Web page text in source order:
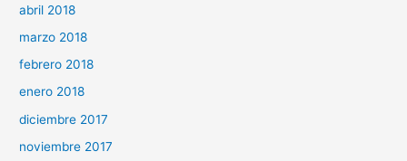
abril 2018
marzo 2018
febrero 2018
enero 2018
diciembre 2017
noviembre 2017